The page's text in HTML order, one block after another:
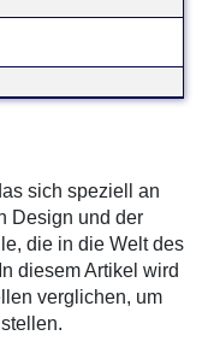
sich speziell an
Design und der
die in die Welt des
diesem Artikel wird
verglichen, um